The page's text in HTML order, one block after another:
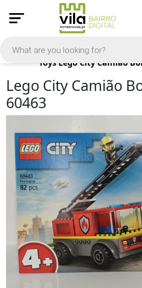
Products
Toys Lego City Camião
Lego City Camião
60463